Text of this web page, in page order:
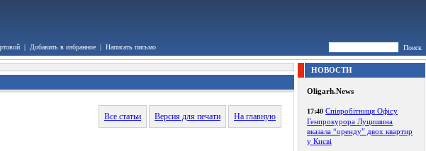
| Добавить в избранное | Написать письмо Поиск
Все статьи Версия для печати На главную
НОВОСТИ
Oligarh.News
17:40 Співробітниця Офісу
Генпрокурора Луцишина
вказала “оренду” двох квартир
у Києві